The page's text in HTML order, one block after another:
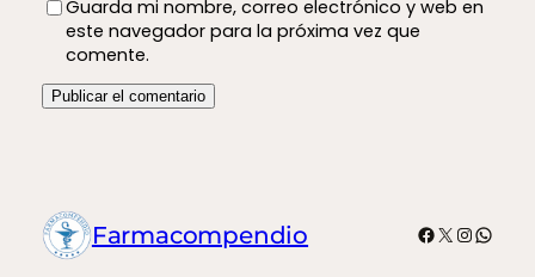
Guarda mi nombre, correo electrónico y web en
este navegador para la próxima vez que
comente.
Farmacompendio Facebook
X